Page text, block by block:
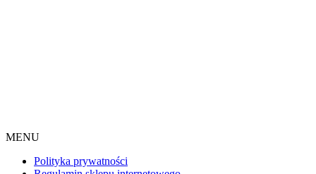
MENU
Polityka prywatności